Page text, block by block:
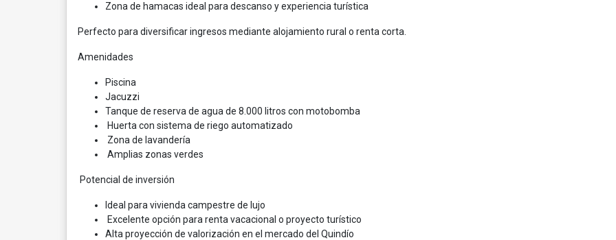
Zona de hamacas ideal para descanso y experiencia turística
Perfecto para diversificar ingresos mediante alojamiento rural o renta corta.
Amenidades
Piscina
Jacuzzi
Tanque de reserva de agua de 8.000 litros con motobomba
Huerta con sistema de riego automatizado
Zona de lavandería
Amplias zonas verdes
Potencial de inversión
Ideal para vivienda campestre de lujo
Excelente opción para renta vacacional o proyecto turístico
Alta proyección de valorización en el mercado del Quindío